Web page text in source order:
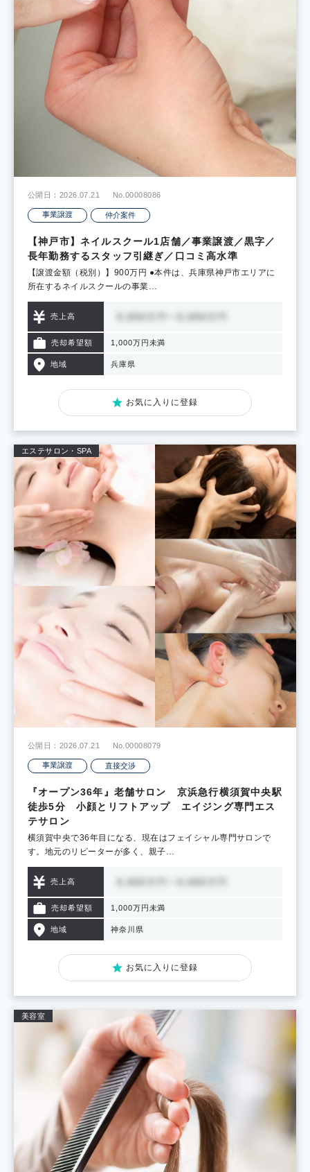
公開日：2026.07.21 No.00008086
事業譲渡 仲介案件
【神戸市】ネイルスクール1店舗／事業譲渡／黒字／
長年勤務するスタッフ引継ぎ／口コミ高水準
【譲渡金額（税別）】900万円 ●本件は、兵庫県神戸市エリアに
所在するネイルスクールの事業…
売上高
売却希望額 1,000万円未満
地域 兵庫県
お気に入りに登録
エステサロン・SPA
公開日：2026.07.21 No.00008079
事業譲渡 直接交渉
『オープン36年』老舗サロン 京浜急行横須賀中央駅
徒歩5分 小顔とリフトアップ エイジング専門エス
テサロン
横須賀中央で36年目になる、現在はフェイシャル専門サロンで
す。地元のリピーターが多く、親子…
売上高
売却希望額 1,000万円未満
地域 神奈川県
お気に入りに登録
美容室